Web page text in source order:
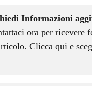
Informazioni
ora per ricevere
Clicca qui e